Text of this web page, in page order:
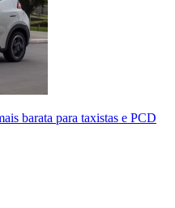
barata para taxistas e PCD